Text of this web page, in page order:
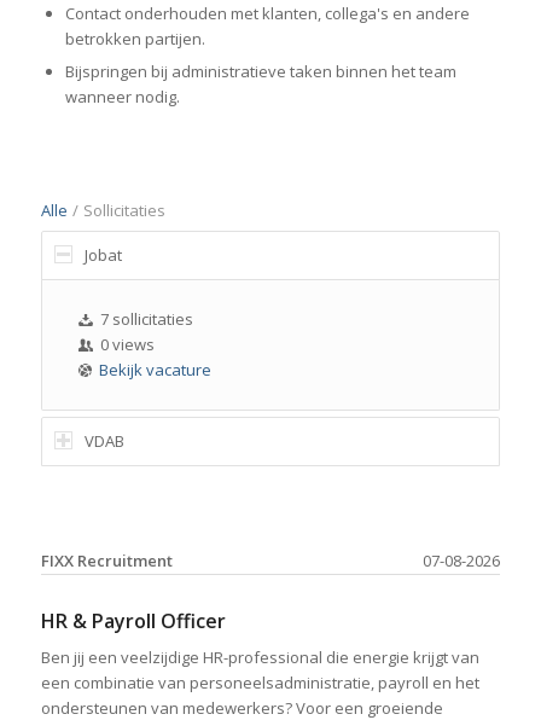
Contact onderhouden met klanten, collega's en andere
betrokken partijen.
Bijspringen bij administratieve taken binnen het team
wanneer nodig.
Alle / Sollicitaties
Jobat
7 sollicitaties
0 views
Bekijk vacature
VDAB
07-08-2026
FIXX Recruitment
HR & Payroll Officer
Ben jij een veelzijdige HR-professional die energie krijgt van
een combinatie van personeelsadministratie, payroll en het
ondersteunen van medewerkers? Voor een groeiende